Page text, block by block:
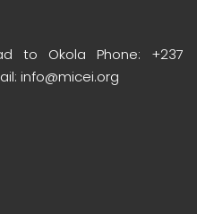
to Okola Phone: +237
info@micei.org